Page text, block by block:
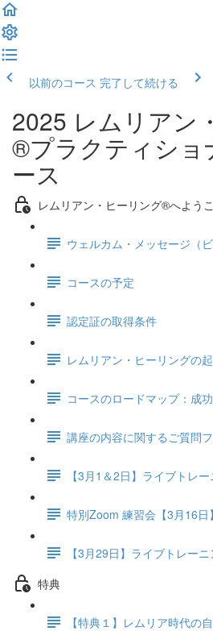
以前のコース 完了して続ける
2025 レムリアン
®プラクティショ
ース
レムリアン・ヒーリング®へよう
ウェルカム・メッセージ（ビ
コースの予定
認定証の取得条件
レムリアン・ヒーリングの
コースのロードマップ：成
講座の内容に関するご質問
【3月1＆2日】ライブトレ
特別Zoom 練習会【3月16日】
【3月29日】ライブトレー
特典
【特典１】レムリア時代の